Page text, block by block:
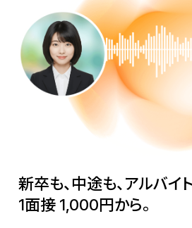
新卒も、中途も、アルバイ
1面接 1,000円から。